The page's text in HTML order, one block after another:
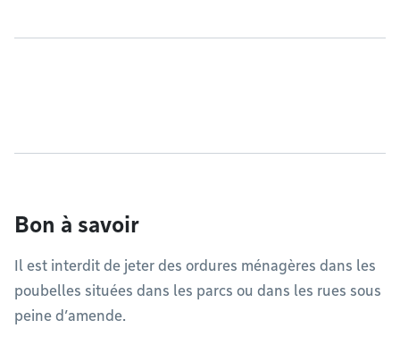
Bon à savoir
Il est interdit de jeter des ordures ménagères dans les
poubelles situées dans les parcs ou dans les rues sous
peine d’amende.